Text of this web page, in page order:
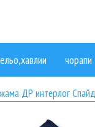
чорапи
ДР интерлог